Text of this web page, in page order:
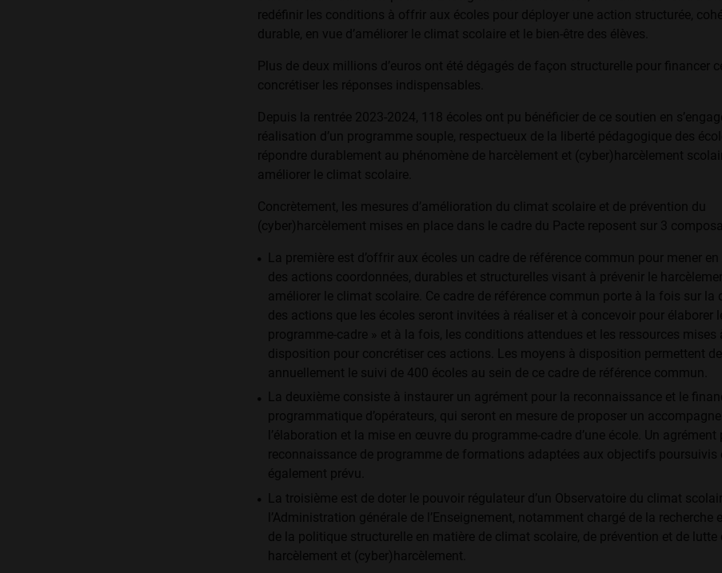
redé­finir les conditions à offrir aux écoles pour déployer une action structurée,
durable, en vue d’améliorer le climat scolaire et le bien-être des élèves.
Plus de deux millions d’euros ont été dégagés de façon structurelle pour financer
concré­tiser les réponses indispensables.
Depuis la rentrée 2023-2024, 118 écoles ont pu bénéficier de ce soutien en
réalisa­tion d’un programme souple, respectueux de la liberté pédagogique des
répondre durable­ment au phénomène de harcèlement et (cyber)harcèlement
améliorer le climat scolaire.
Concrètement, les mesures d’amélioration du climat scolaire et de prévention du
(cyber)harcèlement mises en place dans le cadre du Pacte reposent sur 3
La première est d’offrir aux écoles un cadre de référence commun pour mener
des actions coordonnées, durables et structurelles visant à prévenir le
améliorer le climat scolaire. Ce cadre de référence commun porte à la fois sur la
des actions que les écoles seront invitées à réaliser et à concevoir pour élaborer
programme-cadre » et à la fois, les conditions attendues et les ressources mises
disposition pour concrétiser ces actions. Les moyens à disposition permettent
annuellement le suivi de 400 écoles au sein de ce cadre de référence commun.
La deuxième consiste à instaurer un agrément pour la reconnaissance et le
programmatique d’opérateurs, qui seront en mesure de proposer un
l’élaboration et la mise en œuvre du programme-cadre d’une école. Un agrément
reconnaissance de programme de formations adaptées aux objectifs poursuivis
également prévu.
La troisième est de doter le pouvoir régulateur d’un Observatoire du climat
l’Administration générale de l’Enseignement, notamment chargé de la recherche
de la politique structurelle en matière de climat scolaire, de prévention et de lutte
harcèlement et (cyber)harcèlement.